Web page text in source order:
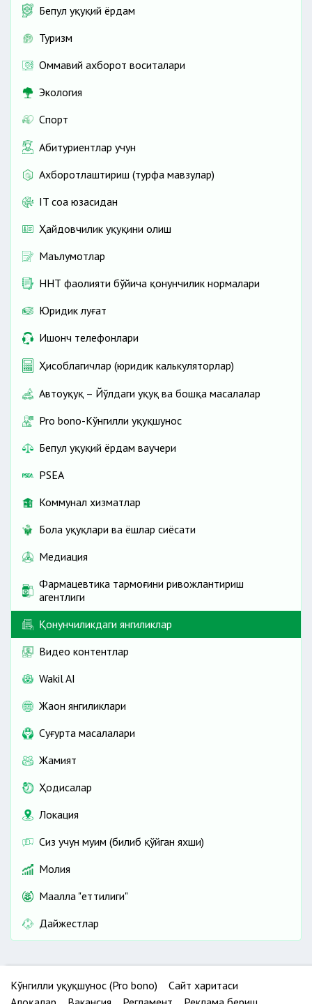
Бепул ҳуқуқий ёрдам
Туризм
Оммавий ахборот воситалари
Экология
Спорт
Абитуриентлар учун
Ахборотлаштириш (турфа мавзулар)
IT соҳа юзасидан
Ҳайдовчилик ҳуқуқини олиш
Маълумотлар
ННТ фаолияти бўйича қонунчилик нормалари
Юридик луғат
Ишонч телефонлари
Ҳисоблагичлар (юридик калькуляторлар)
Автоҳуқуқ – Йўлдаги ҳуқуқ ва бошқа масалалар
Pro bono-Кўнгилли ҳуқуқшунос
Бепул ҳуқуқий ёрдам ваучери
PSEA
Коммунал хизматлар
Бола ҳуқуқлари ва ёшлар сиёсати
Медиация
Фармацевтика тармоғини ривожлантириш
агентлиги
Қонунчиликдаги янгиликлар
Видео контентлар
Wakil AI
Жаҳон янгиликлари
Cуғурта масалалари
Жамият
Ҳодисалар
Локация
Сиз учун муҳим (билиб қўйган яхши)
Молия
Маҳалла "еттилиги"
Дайжестлар
Кўнгилли ҳуқуқшунос (Pro bono)
Сайт харитаси